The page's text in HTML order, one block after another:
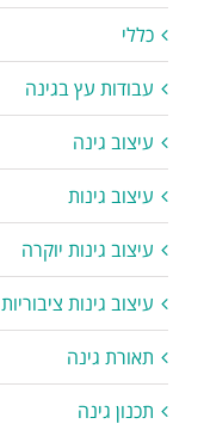
כללי
עבודות עץ בגינה
עיצוב גינה
עיצוב גינות
עיצוב גינות יוקרה
עיצוב גינות ציבוריות
תאורת גינה
תכנון גינה